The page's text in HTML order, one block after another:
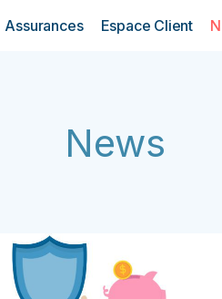
Assurances Espace Client
News